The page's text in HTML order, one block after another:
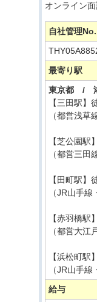
オンライン
自社管理No.
最寄り駅
東京都 /
【三田駅】
（都営浅草
【芝公園駅
（都営三田
【田町駅】
（JR山手線
【赤羽橋駅
（都営大江
【浜松町駅
（JR山手
給与